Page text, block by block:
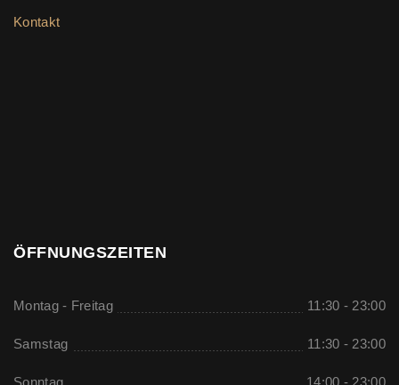
Kontakt
ÖFFNUNGSZEITEN
Montag - Freitag 11:30 - 23:00
Samstag 11:30 - 23:00